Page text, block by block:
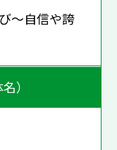
～自信や誇
）